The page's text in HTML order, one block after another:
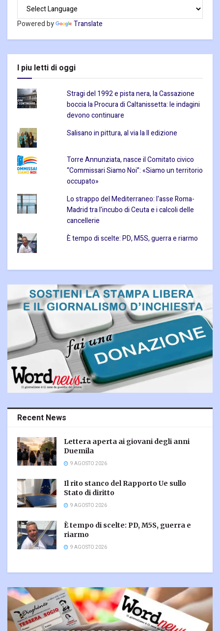
Powered by Translate
I piu letti di oggi
Stragi del 1992 e pista nera, la Cassazione
boccia la Procura di Caltanissetta: le indagini
devono continuare
Salisano in pittura, al via la II edizione
Torre Annunziata, nasce il Comitato civico
“Commissari Siamo Noi”: «Siamo un territorio
occupato»
Lo strappo del Mediterraneo: l'asse Roma-
Madrid tra l'incubo di Ceuta e i calcoli delle
cancellerie
È tempo di scelte: PD, M5S, guerra e riarmo
Recent News
Lettera aperta ai giovani degli anni
Duemila
9 AGOSTO 2026
Il rito stanco del Rapporto Ue sullo
Stato di diritto
9 AGOSTO 2026
È tempo di scelte: PD, M5S, guerra e
riarmo
9 AGOSTO 2026